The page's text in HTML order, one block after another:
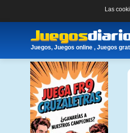
Las
Juegos, Juegos online , Juegos